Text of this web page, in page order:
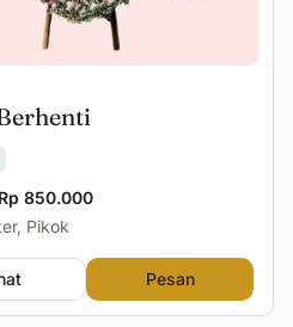
Rp 850.000
Pikok
Pesan